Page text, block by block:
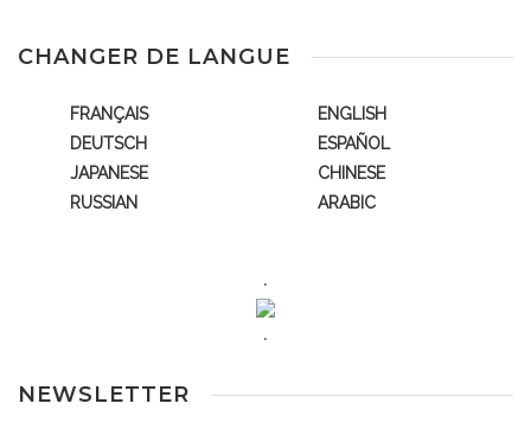
CHANGER DE LANGUE
FRANÇAIS
ENGLISH
DEUTSCH
ESPAÑOL
JAPANESE
CHINESE
RUSSIAN
ARABIC
.
.
NEWSLETTER